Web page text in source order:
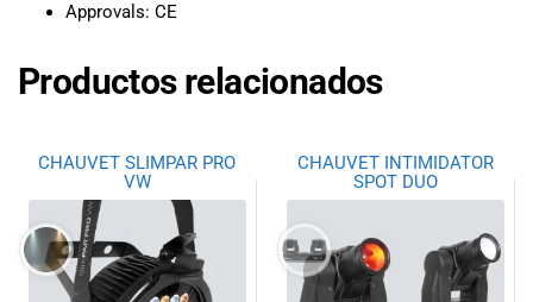
Approvals: CE
Productos relacionados
CHAUVET SLIMPAR PRO
VW
CHAUVET INTIMIDATOR
SPOT DUO